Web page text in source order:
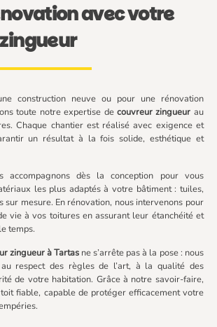
avec votre
construction neuve ou pour une rénovation
toute notre expertise decouvreur zingueur au
Chaque chantier est réalisé avec exigence et
un résultat à la fois solide, esthétique et
accompagnons dès la conception pour vous
les plus adaptés à votre bâtiment : tuiles,
sur mesure. En rénovation, nous intervenons pour
vie à vos toitures en assurant leur étanchéité et
temps.
zingueur à Tartasne s’arrête pas à la pose : nous
respect des règles de l’art, à la qualité des
de votre habitation. Grâce à notre savoir-faire,
toit fiable, capable de protéger efficacement votre